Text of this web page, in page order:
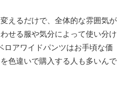
えるだけで、全体的な雰囲気が
せる服や気分によって使い分け
ロアワイドパンツはお手頃な価
色違いで購入する人も多いんで